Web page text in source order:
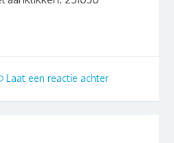
Laat een reactie achter